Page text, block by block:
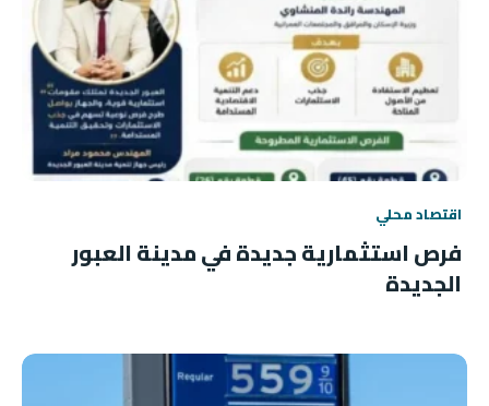
اقتصاد محلي
فرص استثمارية جديدة في مدينة العبور
الجديدة